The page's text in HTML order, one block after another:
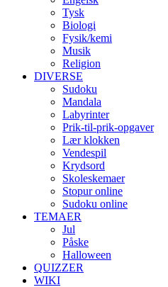
Tysk
Biologi
Fysik/kemi
Musik
Religion
DIVERSE
Sudoku
Mandala
Labyrinter
Prik-til-prik-opgaver
Lær klokken
Vendespil
Krydsord
Skoleskemaer
Stopur online
Sudoku online
TEMAER
Jul
Påske
Halloween
QUIZZER
WIKI